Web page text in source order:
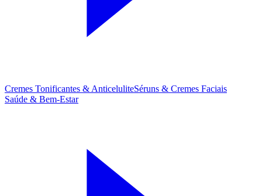
Cremes Tonificantes & AnticeluliteSéruns & Cremes Faciais
Saúde & Bem-Estar